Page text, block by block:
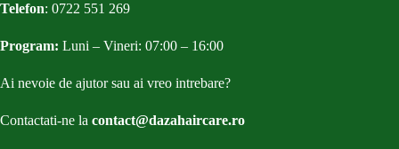
Telefon: 0722 551 269
Program: Luni – Vineri: 07:00 – 16:00
Ai nevoie de ajutor sau ai vreo intrebare?
Contactati-ne la contact@dazahaircare.ro